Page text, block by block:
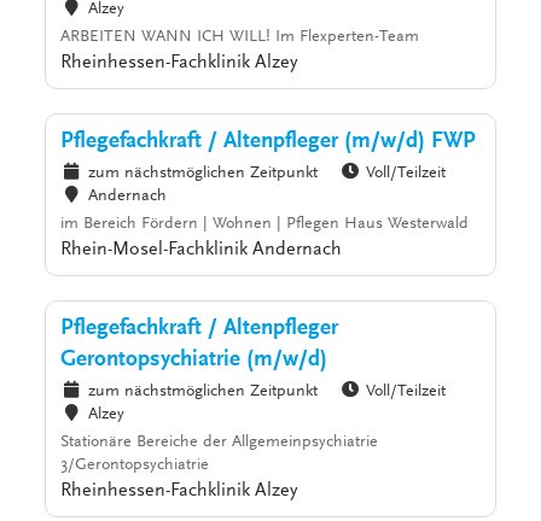
Alzey
ARBEITEN WANN ICH WILL! Im Flexperten-Team
Rheinhessen-Fachklinik Alzey
Pflegefachkraft / Altenpfleger (m/w/d) FWP
zum nächstmöglichen Zeitpunkt
Voll/Teilzeit
Andernach
im Bereich Fördern | Wohnen | Pflegen Haus Westerwald
Rhein-Mosel-Fachklinik Andernach
Pflegefachkraft / Altenpfleger
Gerontopsychiatrie (m/w/d)
zum nächstmöglichen Zeitpunkt
Voll/Teilzeit
Alzey
Stationäre Bereiche der Allgemeinpsychiatrie
3/Gerontopsychiatrie
Rheinhessen-Fachklinik Alzey